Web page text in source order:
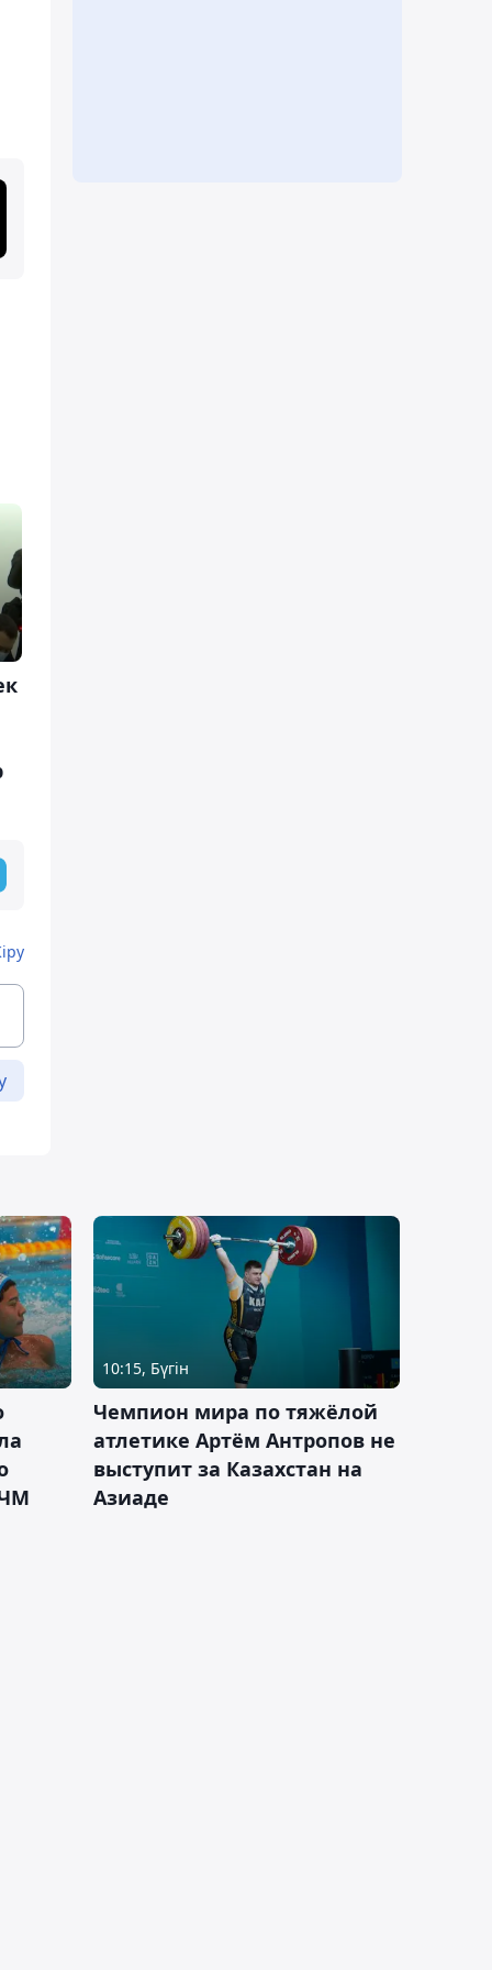
10:15, Бүгін
Чемпион мира по тяжёлой
атлетике Артём Антропов не
выступит за Казахстан на
Азиаде